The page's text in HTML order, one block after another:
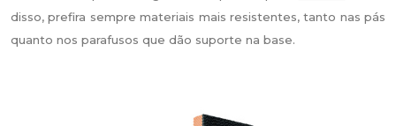
disso, prefira sempre materiais mais resistentes, tanto nas pás
quanto nos parafusos que dão suporte na base.